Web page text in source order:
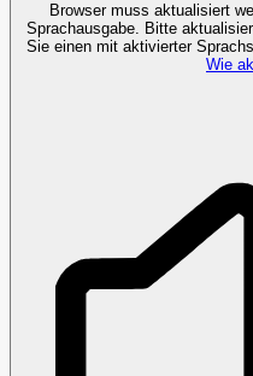
Browser muss aktualisiert
Sprachausgabe. Bitte
Sie einen mit aktivierter
Wie